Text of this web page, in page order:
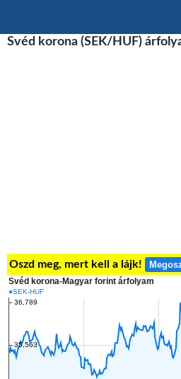
A
Svéd korona (SEK/HUF)
Oszd meg, mert kell a lájk!